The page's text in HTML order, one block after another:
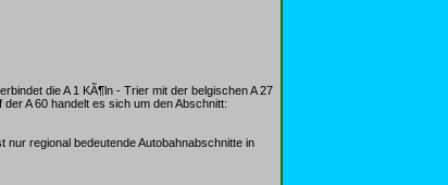
die A 1 KÃ¶ln - Trier mit der belgischen A 27
A 60 handelt es sich um den Abschnitt:
regional bedeutende Autobahnabschnitte in